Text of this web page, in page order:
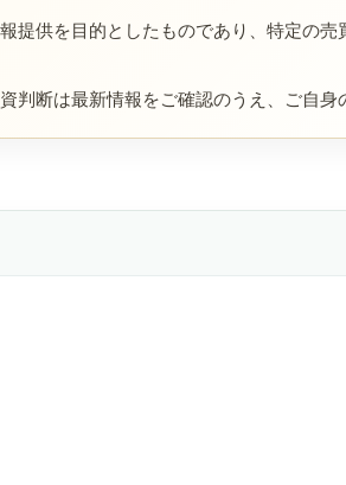
提供を目的としたものであり、特定の
判断は最新情報をご確認のうえ、ご自身